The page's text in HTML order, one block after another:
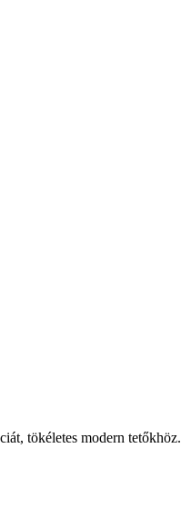
tökéletes modern tetőkhöz.